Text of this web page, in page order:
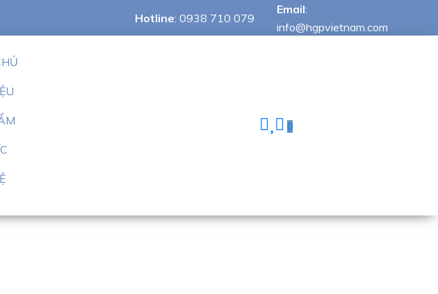
Hotline: 0938 710 079
Email:
info@hgpvietnam.com
0